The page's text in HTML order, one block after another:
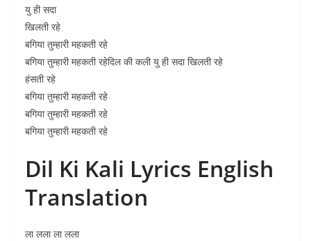
यु ही सदा
खिलती रहे
बगिया तुम्हारी महकती रहे
बगिया तुम्हारी महकती रहेदिल की कली यु ही सदा खिलती रहे
हंसती रहे
बगिया तुम्हारी महकती रहे
बगिया तुम्हारी महकती रहे
बगिया तुम्हारी महकती रहे
Dil Ki Kali Lyrics English
Translation
ला लला ला लला